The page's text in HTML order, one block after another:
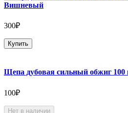
Вишневый
300₽
Купить
Щепа дубовая сильный обжиг 100
100₽
Нет в наличии